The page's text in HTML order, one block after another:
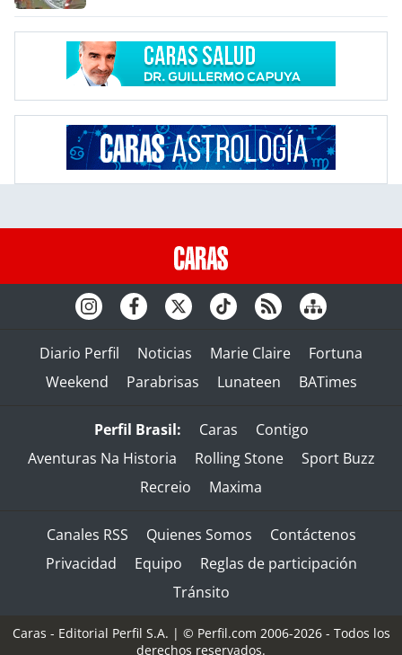
Diario Perfil Noticias Marie Claire
Fortuna
Weekend
Parabrisas Lunateen BATimes
Perfil Brasil: Caras
Contigo
Aventuras Na Historia
Rolling Stone
Sport Buzz
Recreio
Maxima
Canales RSS Quienes Somos
Contáctenos
Privacidad
Equipo
Reglas de participación
Tránsito
Caras - Editorial Perfil S.A. | © Perfil.com 2006-2026 - Todos los
derechos reservados.